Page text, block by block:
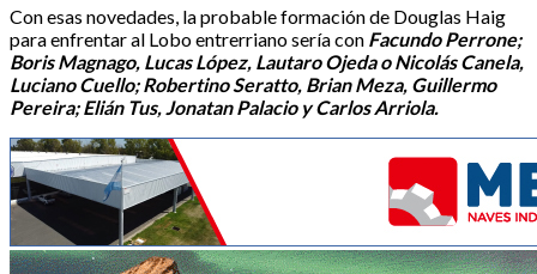
Con esas novedades, la probable formación de Douglas Haig
para enfrentar al Lobo entrerriano sería con Facundo Perrone;
Boris Magnago, Lucas López, Lautaro Ojeda o Nicolás Canela,
Luciano Cuello; Robertino Seratto, Brian Meza, Guillermo
Pereira; Elián Tus, Jonatan Palacio y Carlos Arriola.